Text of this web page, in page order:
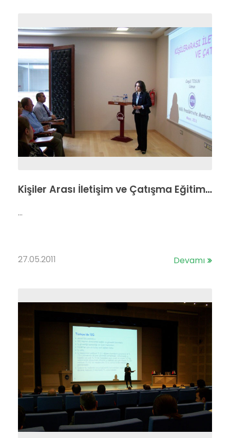
Kişiler Arası İletişim ve Çatışma Eğitimi 26.05.2011 tarihinde Başkent OSB’de gerçekleştirilmiştir.
...
27.05.2011 Devamı